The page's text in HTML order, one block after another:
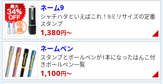
ネーム9
シャチハタといえばこれ！9ミリサイズの定番
スタンプ
1,380円～
ネームペン
スタンプとボールペンが1本になったはんこ付
きボールペン一覧
1,100円～